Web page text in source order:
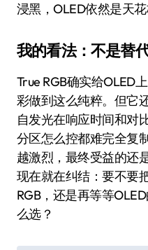
浸黑，OLED依然是天花
我的看法：不是替
True RGB确实给OLED
彩做到这么纯粹。但它
自发光在响应时间和对
分区怎么控都难完全复
越激烈，最终受益的还
现在就在纠结：要不要
RGB，还是再等等
么选？